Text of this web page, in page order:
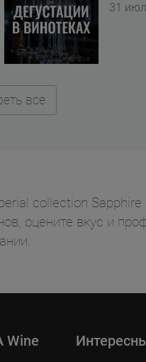
31
все
collection
оцените вкус и
Wine